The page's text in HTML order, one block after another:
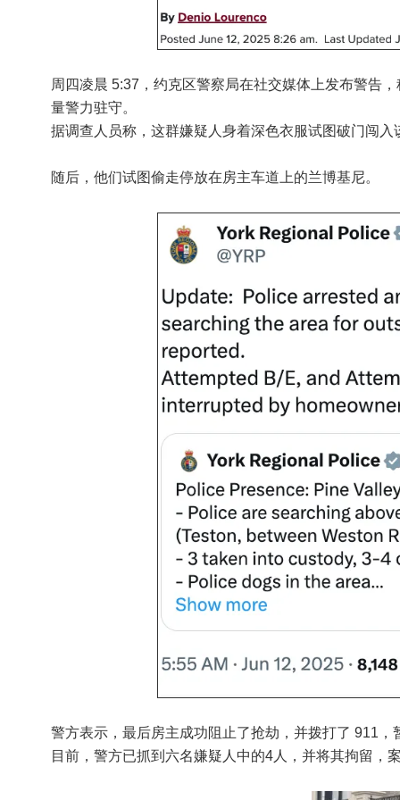
周四凌晨 5:37，约克区警察局在社交媒体上发布警告
量警力驻守。
据调查人员称，这群嫌疑人身着深色衣服试图破门闯入
随后，他们试图偷走停放在房主车道上的兰博基尼。
警方表示，最后房主成功阻止了抢劫，并拨打了 911，
目前，警方已抓到六名嫌疑人中的4人，并将其拘留，